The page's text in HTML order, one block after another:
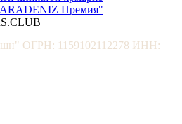
Премия"
ОГРН: 1159102112278 ИНН: